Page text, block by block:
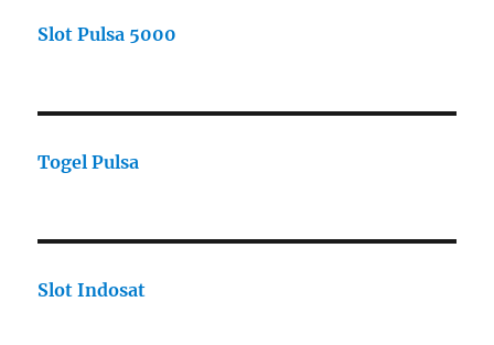
Slot Pulsa 5000
Togel Pulsa
Slot Indosat